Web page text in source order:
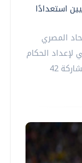
استعدادًا
المصري
لإعداد الحكام
الدوليين وحكام الدوري الممتاز، بمشاركة 42